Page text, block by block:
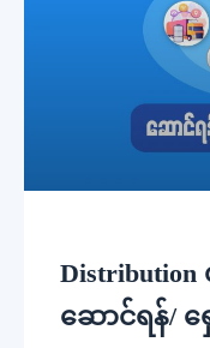
ဆောင်ရန်/ ရှ